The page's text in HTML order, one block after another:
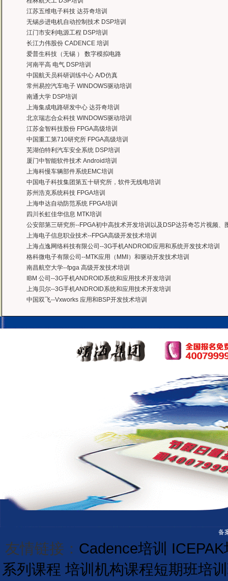
江苏五维电子科技 达芬奇培训
无锡步进电机自动控制技术 DSP培训
江门市安利电源工程 DSP培训
长江力伟股份 CADENCE 培训
爱普生科技（无锡 ） 数字模拟电路
河南平高 电气 DSP培训
中国航天员科研训练中心 A/D仿真
常州易控汽车电子 WINDOWS驱动培训
南通大学 DSP培训
上海集成电路研发中心 达芬奇培训
北京瑞志合众科技 WINDOWS驱动培训
江苏金智科技股份 FPGA高级培训
中国重工第710研究所 FPGA高级培训
芜湖伯特利汽车安全系统 DSP培训
厦门中智能软件技术 Android培训
上海科慢车辆部件系统EMC培训
中国电子科技集团第五十研究所，软件无线电培训
苏州浩克系统科技 FPGA培训
上海申达自动防范系统 FPGA培训
四川长虹佳华信息 MTK培训
公安部第三研究所--FPGA初中高技术开发培训以及DSP达芬奇芯片视频、
上海电子信息职业技术--FPGA高级开发技术培训
上海点逸网络科技有限公司--3G手机ANDROID应用和系统开发技术培训
格科微电子有限公司--MTK应用（MMI）和驱动开发技术培训
南昌航空大学--fpga 高级开发技术培训
IBM 公司--3G手机ANDROID系统和应用技术开发培训
上海贝尔--3G手机ANDROID系统和应用技术开发培训
中国双飞--Vxworks 应用和BSP开发技术培训
备
友情链接： Cadence培训
系列课程 培训机构课程短期班培训